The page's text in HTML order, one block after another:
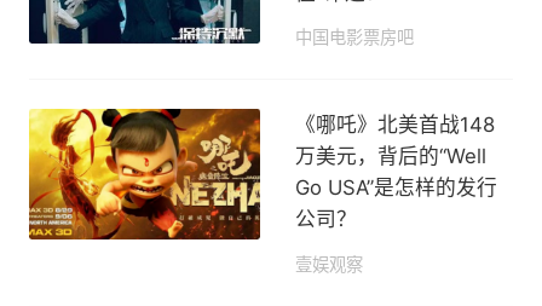
中国电影票房吧
《哪吒》北美首战148
万美元，背后的“Well
Go USA”是怎样的发行
公司？
壹娱观察